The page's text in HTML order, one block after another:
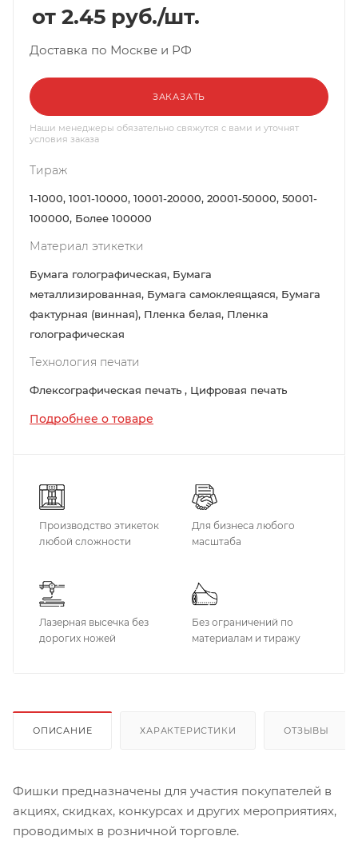
2.45 руб./шт.
Доставка по Москве и РФ
ЗАКАЗАТЬ
Наши менеджеры обязательно свяжутся с вами и уточнят
условия заказа
Тираж
1-1000, 1001-10000, 10001-20000, 20001-50000, 50001-
100000, Более 100000
Материал этикетки
Бумага голографическая, Бумага
металлизированная, Бумага самоклеящаяся, Бумага
фактурная (винная), Пленка белая, Пленка
голографическая
Технология печати
Флексографическая печать , Цифровая печать
Подробнее о товаре
Производство этикеток
любой сложности
Для бизнеса любого
масштаба
Лазерная высечка без
дорогих ножей
Без ограничений по
материалам и тиражу
ОПИСАНИЕ ХАРАКТЕРИСТИКИ ОТЗЫВЫ
Фишки предназначены для участия покупателей в
акциях, скидках, конкурсах и других мероприятиях,
проводимых в розничной торговле.